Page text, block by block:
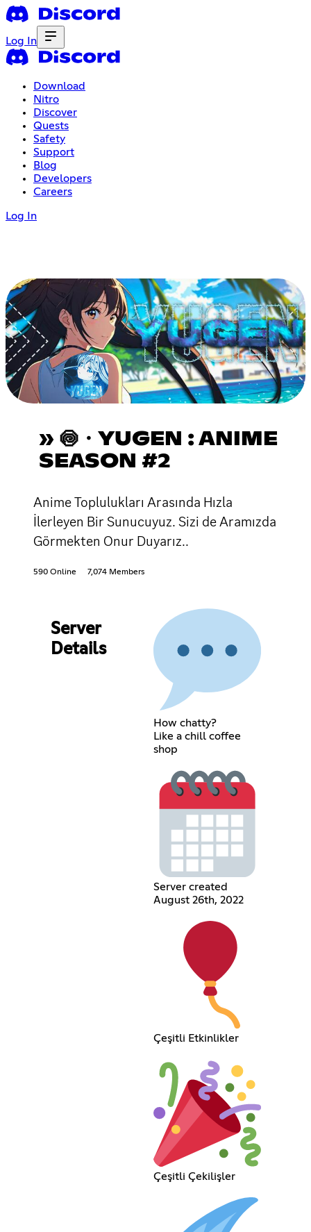
Log In
Download
Nitro
Discover
Quests
Safety
Support
Blog
Developers
Careers
Log In
» 🍥・YUGEN : ANIME
SEASON #2
Anime Toplulukları Arasında Hızla
İlerleyen Bir Sunucuyuz. Sizi de Aramızda
Görmekten Onur Duyarız..
590 Online 7,074 Members
Server
Details
How chatty?
Like a chill coffee
shop
Server created
August 26th, 2022
Çeşitli Etkinlikler
Çeşitli Çekilişler